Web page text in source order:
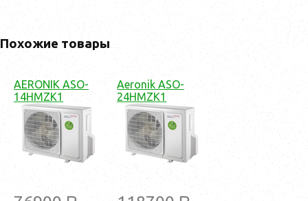
Похожие товары
AERONIK ASO-
14HMZK1
Aeronik ASO-
24HMZK1